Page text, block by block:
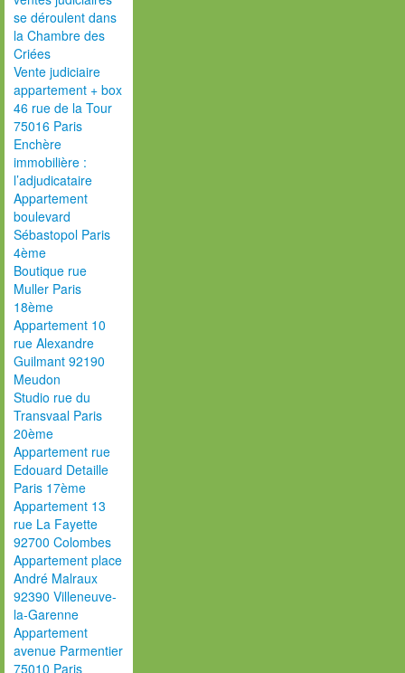
se déroulent dans
la Chambre des
Criées
Vente judiciaire
appartement + box
46 rue de la Tour
75016 Paris
Enchère
immobilière :
l’adjudicataire
Appartement
boulevard
Sébastopol Paris
4ème
Boutique rue
Muller Paris
18ème
Appartement 10
rue Alexandre
Guilmant 92190
Meudon
Studio rue du
Transvaal Paris
20ème
Appartement rue
Edouard Detaille
Paris 17ème
Appartement 13
rue La Fayette
92700 Colombes
Appartement place
André Malraux
92390 Villeneuve-
la-Garenne
Appartement
avenue Parmentier
75010 Paris